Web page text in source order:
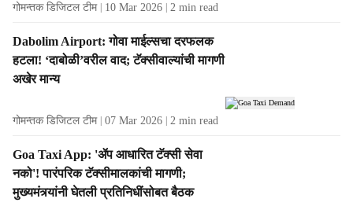
गोमन्तक डिजिटल टीम 10 Mar 2026 2 min read
Dabolim Airport: गोवा माईल्सचा दरफलक
हटला! ‘दाबोळी’वरील वाद; टॅक्सीवाल्यांची मागणी
अखेर मान्य
गोमन्तक डिजिटल टीम 07 Mar 2026 2 min read
Goa Taxi App: 'ॲप आधारित टॅक्‍सी सेवा
नको'! पारंपरिक टॅक्सीमालकांची मागणी;
मुख्‍यमंत्र्यांनी घेतली प्रतिनिधींसोबत बैठक